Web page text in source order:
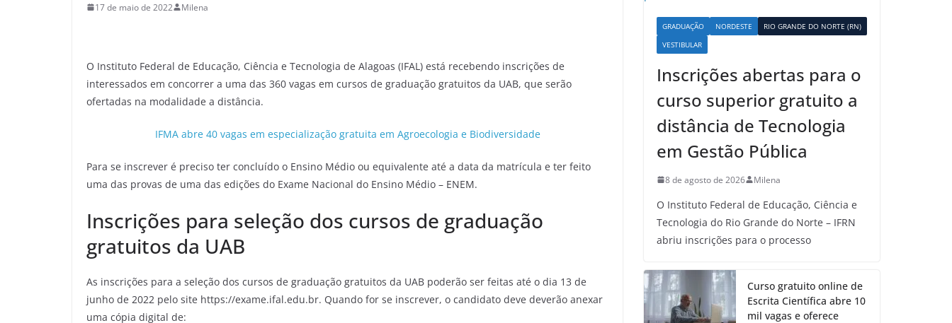
17 de maio de 2022 Milena
O Instituto Federal de Educação, Ciência e Tecnologia de Alagoas (IFAL) está recebendo inscrições de
interessados em concorrer a uma das 360 vagas em cursos de graduação gratuitos da UAB, que serão
ofertadas na modalidade a distância.
IFMA abre 40 vagas em especialização gratuita em Agroecologia e Biodiversidade
Para se inscrever é preciso ter concluído o Ensino Médio ou equivalente até a data da matrícula e ter feito
uma das provas de uma das edições do Exame Nacional do Ensino Médio – ENEM.
Inscrições para seleção dos cursos de graduação
gratuitos da UAB
As inscrições para a seleção dos cursos de graduação gratuitos da UAB poderão ser feitas até o dia 13 de
junho de 2022 pelo site https://exame.ifal.edu.br. Quando for se inscrever, o candidato deve deverão anexar
uma cópia digital de:
GRADUAÇÃO NORDESTE
RIO GRANDE DO NORTE (RN)
VESTIBULAR
Inscrições abertas para o
curso superior gratuito a
distância de Tecnologia
em Gestão Pública
8 de agosto de 2026 Milena
O Instituto Federal de Educação, Ciência e
Tecnologia do Rio Grande do Norte – IFRN
abriu inscrições para o processo
Curso gratuito online de
Escrita Científica abre 10
mil vagas e oferece